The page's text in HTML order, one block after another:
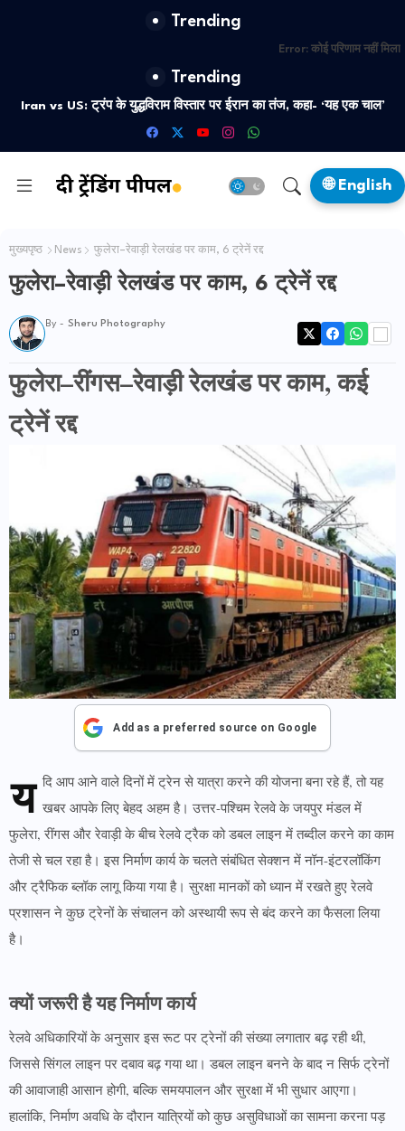
Trending
Error: कोई परिणाम नहीं मिला
Trending
Iran vs US: ट्रंप के युद्धविराम विस्तार पर ईरान का तंज, कहा- ‘यह एक चाल’
🌐 English
मुख्यपृष्ठ News फुलेरा–रेवाड़ी रेलखंड पर काम, 6 ट्रेनें रद्द
फुलेरा–रेवाड़ी रेलखंड पर काम, 6 ट्रेनें रद्द
By - Sheru Photography
फुलेरा–रींगस–रेवाड़ी रेलखंड पर काम, कई
ट्रेनें रद्द
Add as a preferred source on Google
य दि आप आने वाले दिनों में ट्रेन से यात्रा करने की योजना बना रहे हैं, तो यह
खबर आपके लिए बेहद अहम है। उत्तर-पश्चिम रेलवे के जयपुर मंडल में
फुलेरा, रींगस और रेवाड़ी के बीच रेलवे ट्रैक को डबल लाइन में तब्दील करने का काम
तेजी से चल रहा है। इस निर्माण कार्य के चलते संबंधित सेक्शन में नॉन-इंटरलॉकिंग
और ट्रैफिक ब्लॉक लागू किया गया है। सुरक्षा मानकों को ध्यान में रखते हुए रेलवे
प्रशासन ने कुछ ट्रेनों के संचालन को अस्थायी रूप से बंद करने का फैसला लिया
है।
क्यों जरूरी है यह निर्माण कार्य
रेलवे अधिकारियों के अनुसार इस रूट पर ट्रेनों की संख्या लगातार बढ़ रही थी,
जिससे सिंगल लाइन पर दबाव बढ़ गया था। डबल लाइन बनने के बाद न सिर्फ ट्रेनों
की आवाजाही आसान होगी, बल्कि समयपालन और सुरक्षा में भी सुधार आएगा।
हालांकि, निर्माण अवधि के दौरान यात्रियों को कुछ असुविधाओं का सामना करना पड़